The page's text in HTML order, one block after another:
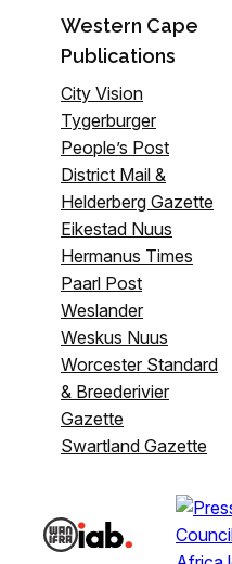
Western Cape
Publications
City Vision
Tygerburger
People’s Post
District Mail &
Helderberg Gazette
Eikestad Nuus
Hermanus Times
Paarl Post
Weslander
Weskus Nuus
Worcester Standard
& Breederivier
Gazette
Swartland Gazette